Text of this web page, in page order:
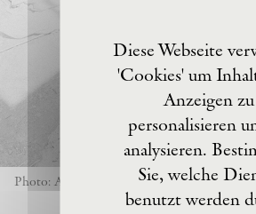
Photo: Anselm Kiefer
Diese Webseite
'Cookies' um
Anzeigen zu
personalisieren
analysieren.
Sie, welche
benutzt werden